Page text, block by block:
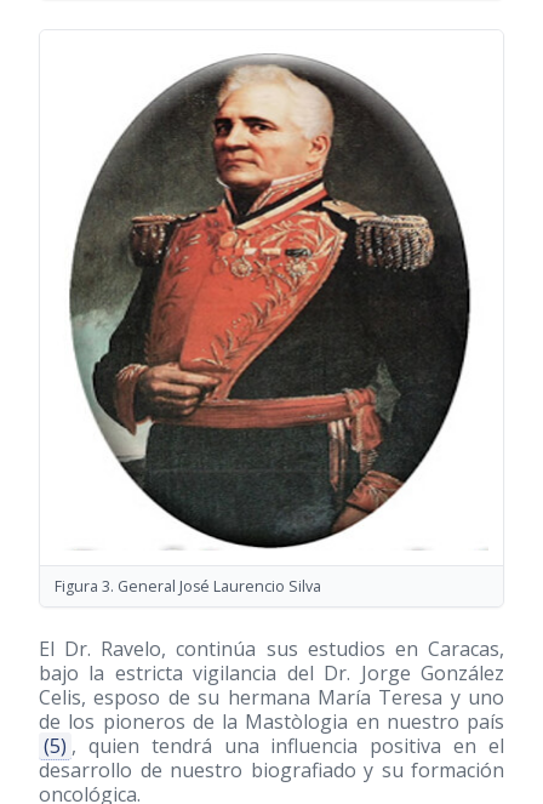
Figura 3. General José Laurencio Silva
El Dr. Ravelo, continúa sus estudios en Caracas,
bajo la estricta vigilancia del Dr. Jorge González
Celis, esposo de su hermana María Teresa y uno
de los pioneros de la Mastòlogia en nuestro país
(5) , quien tendrá una influencia positiva en el
desarrollo de nuestro biografiado y su formación
oncológica.